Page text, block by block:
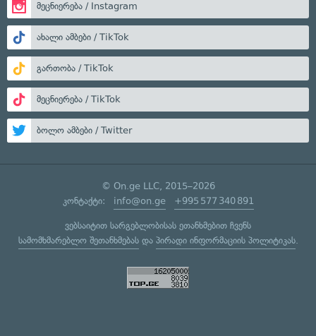
მეცნიერება / Instagram
ახალი ამბები / TikTok
გართობა / TikTok
მეცნიერება / TikTok
ბოლო ამბები / Twitter
© On.ge LLC, 2015–2026
კონტაქტი: info@on.ge +995 577 340 891
ვებსაიტით სარგებლობისას ეთანხმებით ჩვენს
სამომხმარებლო შეთანხმებასდა პირადი ინფორმაციის პოლიტიკას.